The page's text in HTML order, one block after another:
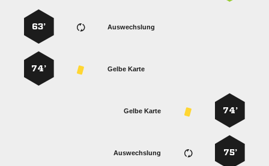
Auswechslung
63’
Gelbe Karte
74’
74’
Gelbe Karte
75’
Auswechslung